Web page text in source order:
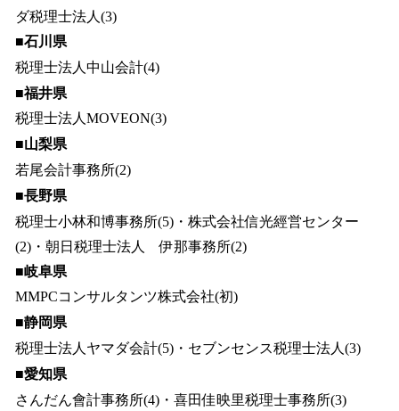
ダ税理士法人(3)
■石川県
税理士法人中山会計(4)
■福井県
税理士法人MOVEON(3)
■山梨県
若尾会計事務所(2)
■長野県
税理士小林和博事務所(5)・株式会社信光經営センター
(2)・朝日税理士法人 伊那事務所(2)
■岐阜県
MMPCコンサルタンツ株式会社(初)
■静岡県
税理士法人ヤマダ会計(5)・セブンセンス税理士法人(3)
■愛知県
さんだん會計事務所(4)・喜田佳映里税理士事務所(3)